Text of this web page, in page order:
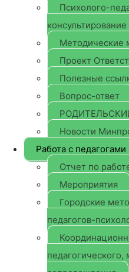
Психолого-
консультирование
Методические
Проект
Полезные
Вопрос-ответ
Новости
Работа с педагогами
Отчет по
Мероприятия
Городские
педагогов-